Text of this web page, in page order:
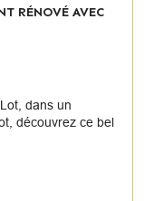
RÉNOVÉ AVEC
dans un
découvrez ce bel